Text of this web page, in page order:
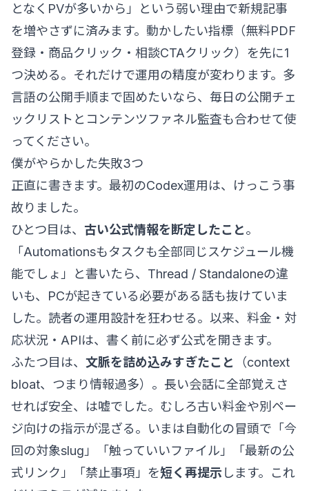
となくPVが多いから」という弱い理由で新規記事
を増やさずに済みます。動かしたい指標（無料PDF
登録・商品クリック・相談CTAクリック）を先に1
つ決める。それだけで運用の精度が変わります。多
言語の公開手順まで固めたいなら、 毎日の公開チェ
ックリスト と コンテンツファネル監査も合わせて使
ってください。
僕がやらかした失敗3つ
正直に書きます。最初のCodex運用は、けっこう事
故りました。
ひとつ目は、 古い公式情報を断定したこと。
「Automationsもタスクも全部同じスケジュール機
能でしょ」と書いたら、Thread / Standaloneの違
いも、PCが起きている必要がある話も抜けていま
した。読者の運用設計を狂わせる。以来、料金・対
応状況・APIは、書く前に必ず公式を開きます。
ふたつ目は、 文脈を詰め込みすぎたこと
（context
bloat、つまり情報過多）。長い会話に全部覚えさ
せれば安全、は嘘でした。むしろ古い料金や別ペー
ジ向けの指示が混ざる。いまは自動化の冒頭で「今
回の対象slug」「触っていいファイル」「最新の公
式リンク」「禁止事項」を短く再提示 します。これ